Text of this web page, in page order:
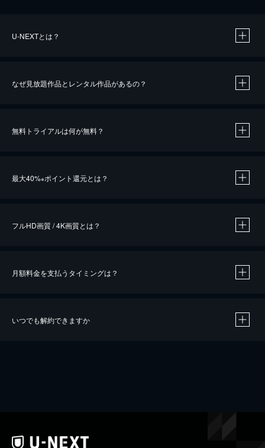
U-NEXTとは？
なぜ見放題作品とレンタル作品があるの？
無料トライアルは何が無料？
最大40%※ポイント還元とは？
※40％ポイント還元の対象は、クレジットカード決済による作品の購入 / レンタルです。
フルHD画質 / 4K画質とは？
月額料金を支払うタイミングは？
いつでも解約できますか